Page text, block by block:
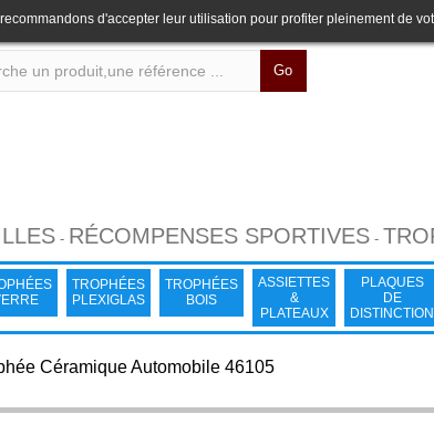
Go
- RÉCOMPENSES SPORTIVES-
TROPHÉES
PLEXIGLAS
TROPHÉES
BOIS
ASSIETTES
&
PLATEAUX
PLAQUES
DE
DISTINCTION
d'accepter leur utilisation pour profiter pleinement de
Céramique Automobile 46105